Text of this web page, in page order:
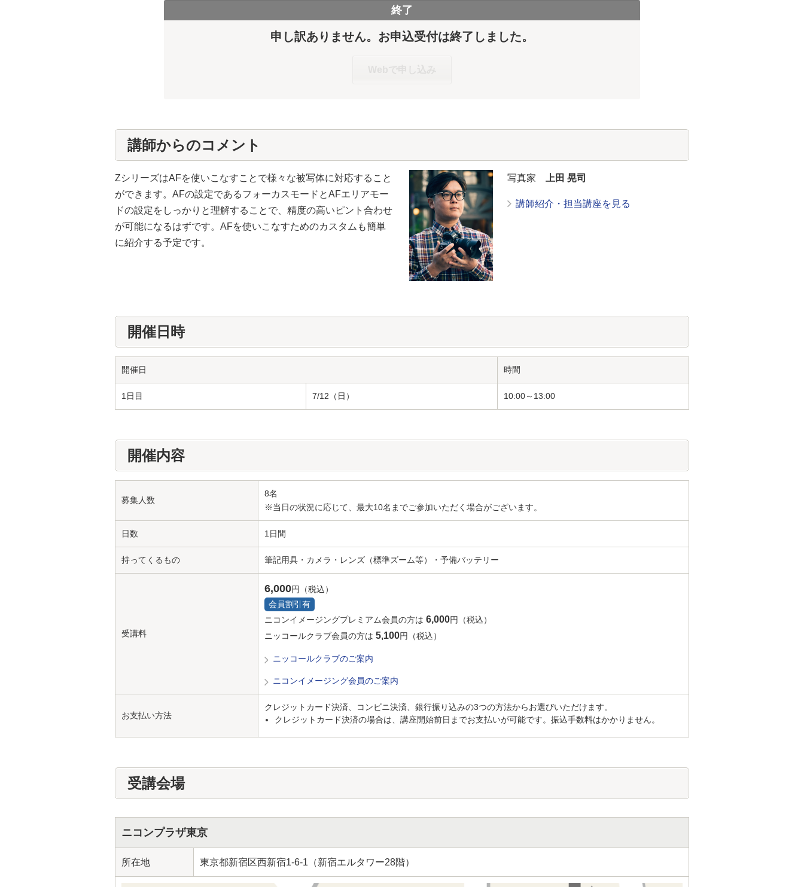
終了
申し訳ありません。お申込受付は終了しました。
講師からのコメント
ZシリーズはAFを使いこなすことで様々な被写体に対応すること
ができます。AFの設定であるフォーカスモードとAFエリアモー
ドの設定をしっかりと理解することで、精度の高いピント合わせ
が可能になるはずです。AFを使いこなすためのカスタムも簡単
に紹介する予定です。
写真家 上田 晃司
講師紹介・担当講座を見る
開催日時
開催日 時間
1日目 7/12（日） 10:00～13:00
開催内容
募集人数
8名
※当日の状況に応じて、最大10名までご参加いただく場合がございます。
日数 1日間
持ってくるもの 筆記用具・カメラ・レンズ（標準ズーム等）・予備バッテリー
受講料
6,000円（税込）
会員割引有
ニコンイメージングプレミアム会員の方は 6,000円（税込）
ニッコールクラブ会員の方は 5,100円（税込）
ニッコールクラブのご案内
ニコンイメージング会員のご案内
お支払い方法
クレジットカード決済、コンビニ決済、銀行振り込みの3つの方法からお選びいただけます。
クレジットカード決済の場合は、講座開始前日までお支払いが可能です。振込手数料はかかりません。
受講会場
ニコンプラザ東京
所在地 東京都新宿区西新宿1-6-1（新宿エルタワー28階）